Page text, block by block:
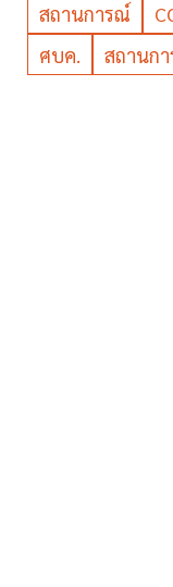
สถานการณ์
ศบค.
สถานก